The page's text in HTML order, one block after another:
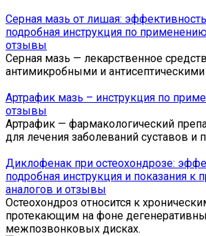
Серная мазь от лишая:
подробная инструкция по
отзывы
Серная мазь — лекарственное
антимикробными и
Артрафик мазь – инструкция по
отзывы
Артрафик — фармакологический
для лечения заболеваний суставов и
Диклофенак при остеохондрозе:
подробная инструкция и показания к
аналогов и отзывы
Остеохондроз относится к
протекающим на фоне
межпозвонковых дисках.